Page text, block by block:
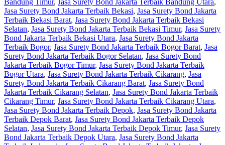
Jasa Surety Bond Jakarta Terbaik Bekasi, Jasa Surety Bond Jakarta
Terbaik Bekasi Barat, Jasa Surety Bond Jakarta Terbaik Bekasi
Selatan, Jasa Surety Bond Jakarta Terbaik Bekasi Timur, Jasa Surety
Bond Jakarta Terbaik Bekasi Utara, Jasa Surety Bond Jakarta
Terbaik Bogor, Jasa Surety Bond Jakarta Terbaik Bogor Barat, Jasa
Surety Bond Jakarta Terbaik Bogor Selatan, Jasa Surety Bond
Jakarta Terbaik Bogor Timur, Jasa Surety Bond Jakarta Terbaik
Bogor Utara, Jasa Surety Bond Jakarta Terbaik Cikarang, Jasa
Surety Bond Jakarta Terbaik Cikarang Barat, Jasa Surety Bond
Jakarta Terbaik Cikarang Selatan, Jasa Surety Bond Jakarta Terbaik
Cikarang Timur, Jasa Surety Bond Jakarta Terbaik Cikarang Utara,
Jasa Surety Bond Jakarta Terbaik Depok, Jasa Surety Bond Jakarta
Terbaik Depok Barat, Jasa Surety Bond Jakarta Terbaik Depok
Selatan, Jasa Surety Bond Jakarta Terbaik Depok Timur, Jasa Surety
Bond Jakarta Terbaik Depok Utara, Jasa Surety Bond Jakarta